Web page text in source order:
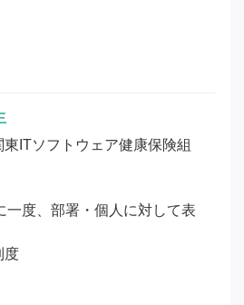
ITソフトウェア健康保険組
一度、部署・個人に対して表
度